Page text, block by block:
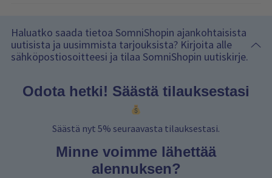
Haluatko saada tietoa SomniShopin ajankohtaisista
uutisista ja uusimmista tarjouksista? Kirjoita alle
sähköpostiosoitteesi ja tilaa SomniShopin uutiskirje.
Odota hetki! Säästä tilauksestasi
Säästä nyt 5% seuraavasta tilauksestasi.
Minne voimme lähettää
alennuksen?